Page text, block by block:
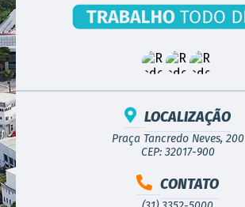
LOCALIZAÇÃO
Praça Tancredo Neves, 200
CEP: 32017-900
CONTATO